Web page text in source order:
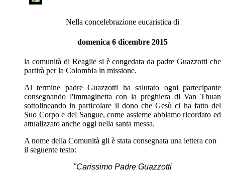
Nella concelebrazione eucaristica di
domenica 6 dicembre 2015
la comunità di Reaglie si è congedata da padre Guazzotti che
partirà per la Colombia in missione.
Al termine padre Guazzotti ha salutato ogni partecipante
consegnando l'immaginetta con la preghiera di Van Thuan
sottolineando in particolare il dono che Gesù ci ha fatto del
Suo Corpo e del Sangue, come assieme abbiamo ricordato ed
attualizzato anche oggi nella santa messa.
A nome della Comunità gli è stata consegnata una lettera con
il seguente testo:
"Carissimo Padre Guazzotti